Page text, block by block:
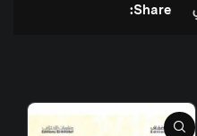
Share: